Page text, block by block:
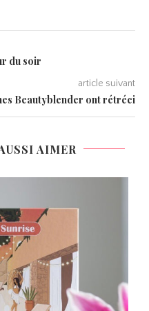
du soir
article suivant
Beautyblender ont rétréci
AIMER